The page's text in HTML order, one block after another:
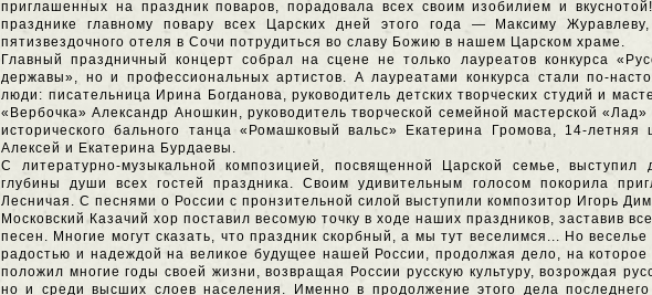
приглашенных на праздник поваров, порадовала всех своим изобилием и
празднике главному повару всех Царских дней этого года — Максиму
пятизвездочного отеля в Сочи потрудиться во славу Божию в нашем Царском храме.
Главный праздничный концерт собрал на сцене не только лауреатов конкурса
державы», но и профессиональных артистов. А лауреатами конкурса стали по-
люди: писательница Ирина Богданова, руководитель детских творческих студий и
«Вербочка» Александр Аношкин, руководитель творческой семейной мастерской
исторического бального танца «Ромашковый вальс» Екатерина Громова, 14-
Алексей и Екатерина Бурдаевы.
С литературно-музыкальной композицией, посвященной Царской семье, выступил
глубины души всех гостей праздника. Своим удивительным голосом покорила
Лесничая. С песнями о России с пронзительной силой выступили композитор Игорь
Московский Казачий хор поставил весомую точку в ходе наших праздников, заставив
песен. Многие могут сказать, что праздник скорбный, а мы тут веселимся... Но
радостью и надеждой на великое будущее нашей России, продолжая дело, на которое
положил многие годы своей жизни, возвращая России русскую культуру, возрождая
но и среди высших слоев населения. Именно в продолжение этого дела